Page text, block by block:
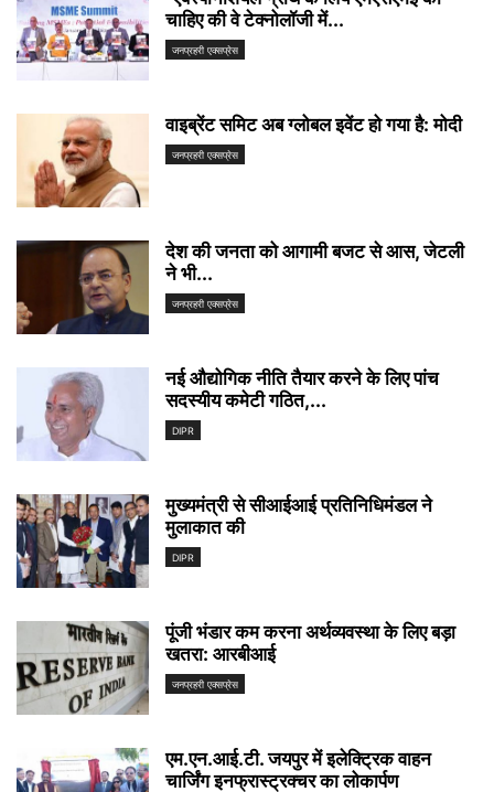
चाहिए की वे टेक्नोलॉजी में...
जनप्रहरी एक्सप्रेस
वाइब्रेंट समिट अब ग्लोबल इवेंट हो गया है: मोदी
जनप्रहरी एक्सप्रेस
देश की जनता को आगामी बजट से आस, जेटली
ने भी...
जनप्रहरी एक्सप्रेस
नई औद्योगिक नीति तैयार करने के लिए पांच
सदस्यीय कमेटी गठित,...
DIPR
मुख्यमंत्री से सीआईआई प्रतिनिधिमंडल ने
मुलाकात की
DIPR
पूंजी भंडार कम करना अर्थव्यवस्था के लिए बड़ा
खतरा: आरबीआई
जनप्रहरी एक्सप्रेस
एम.एन.आई.टी. जयपुर में इलेक्ट्रिक वाहन
चार्जिंग इनफ्रास्ट्रक्चर का लोकार्पण